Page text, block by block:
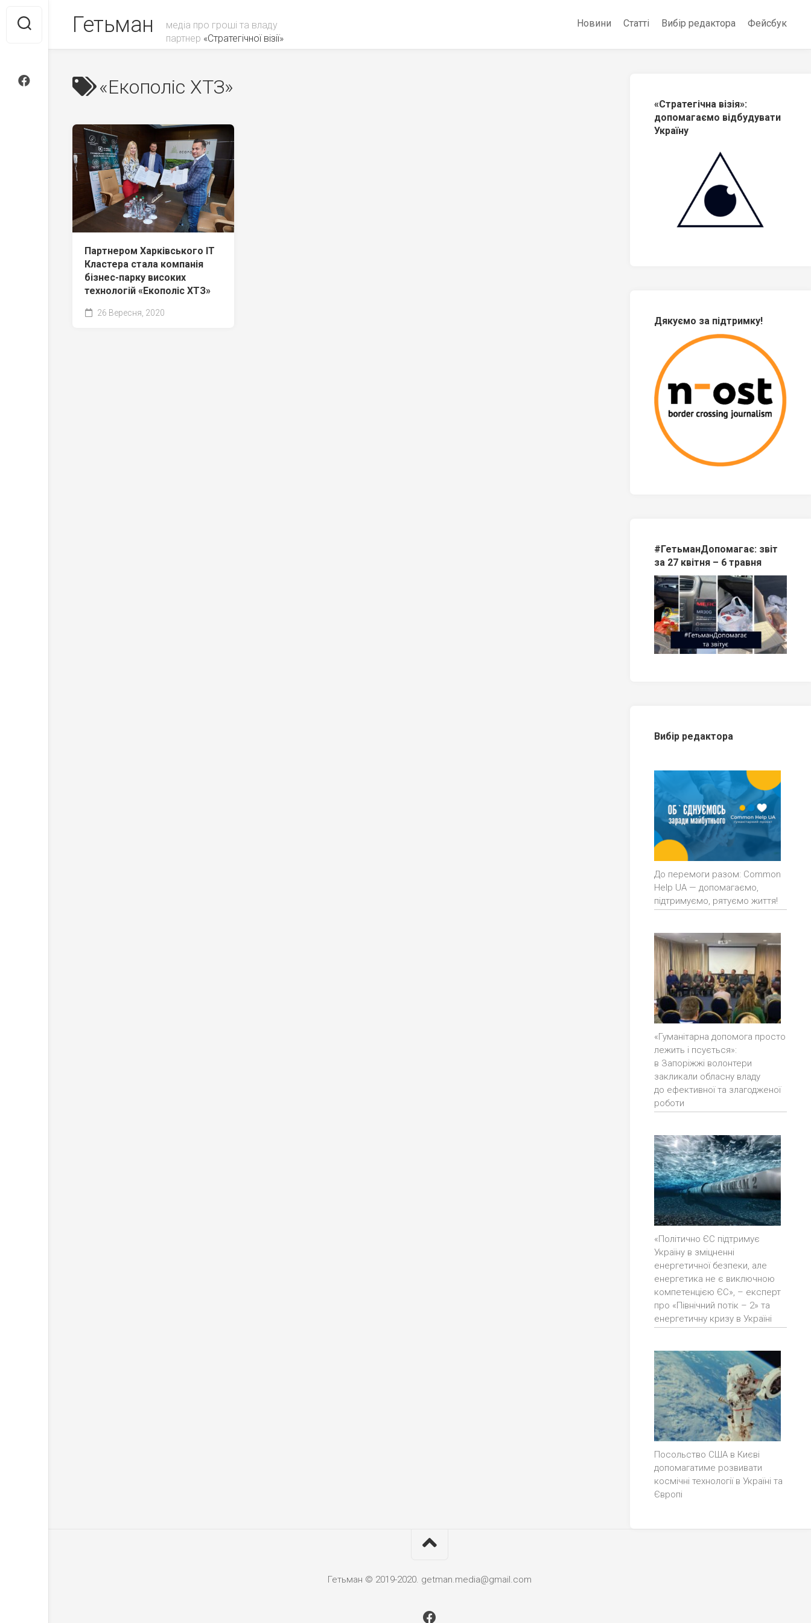
content
Гетьман
медіа про гроші та владу
партнер «Стратегічної візії»
Новини Статті Вибір редактора Фейсбук
«Екополіс ХТЗ»
Партнером Харківського ІТ
Кластера стала компанія
бізнес-парку високих
технологій «Екополіс ХТЗ»
26 Вересня, 2020
«Стратегічна візія»:
допомагаємо відбудувати
Україну
Дякуємо за підтримку!
#ГетьманДопомагає: звіт
за 27 квітня – 6 травня
Вибір редактора
До перемоги разом: Common
Help UA — допомагаємо,
підтримуємо, рятуємо життя!
«Гуманітарна допомога просто
лежить і псується»:
в Запоріжжі волонтери
закликали обласну владу
до ефективної та злагодженої
роботи
«Політично ЄС підтримує
Україну в зміцненні
енергетичної безпеки, але
енергетика не є виключною
компетенцією ЄС», – експерт
про «Північний потік – 2» та
енергетичну кризу в Україні
Посольство США в Києві
допомагатиме розвивати
космічні технології в Україні та
Європі
Гетьман © 2019-2020. getman.media@gmail.com